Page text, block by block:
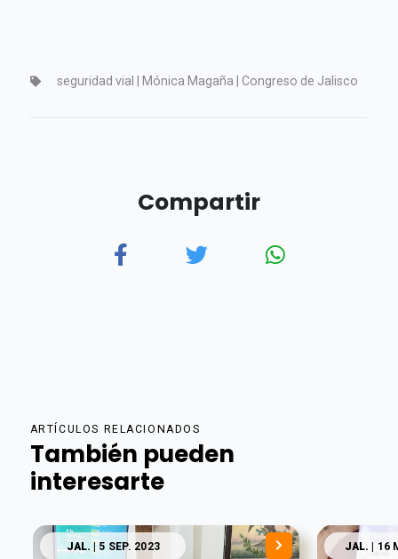
seguridad vial | Mónica Magaña | Congreso de Jalisco
Compartir
ARTÍCULOS RELACIONADOS
También pueden
interesarte
JAL. | 5 SEP. 2023 JAL. | 16